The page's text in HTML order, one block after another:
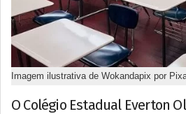
Imagem ilustrativa de Wokandapix por
O Colégio Estadual Everton